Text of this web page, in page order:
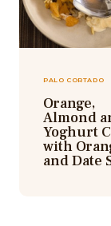
PALO CORTADO
Orange,
Almond
Yoghurt
with
and Date